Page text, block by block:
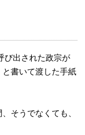
び出された政宗が
書いて渡した手紙
そうでなくても、